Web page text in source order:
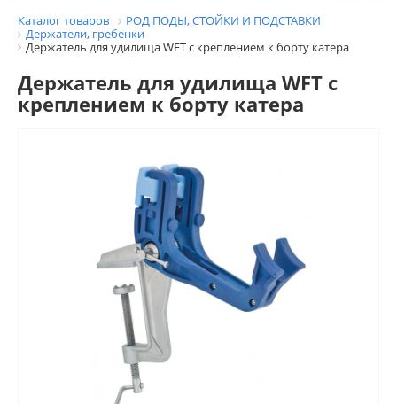
Каталог товаров
РОД ПОДЫ, СТОЙКИ И ПОДСТАВКИ
Держатели, гребенки
Держатель для удилища WFT с креплением к борту катера
Держатель для удилища WFT с
креплением к борту катера